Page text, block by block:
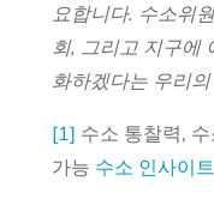
요합니다. 수소위
회, 그리고 지구에
화하겠다는 우리
[1] 수소 통찰력,
가능 수소 인사이